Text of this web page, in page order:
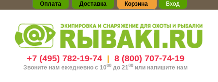
Оплата Доставка Корзина Вход
+7 (495) 782-19-74| 8 (800) 707-74-19
Звоните нам ежедневно с 1000до 21 00 или напишите нам